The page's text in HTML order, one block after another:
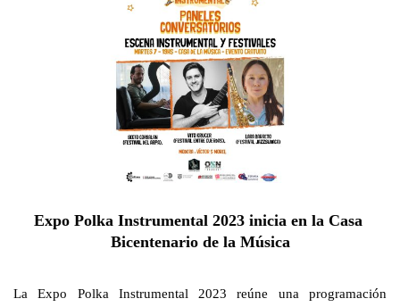
Expo Polka Instrumental 2023 inicia en la Casa
Bicentenario de la Música
La Expo Polka Instrumental 2023 reúne una programación